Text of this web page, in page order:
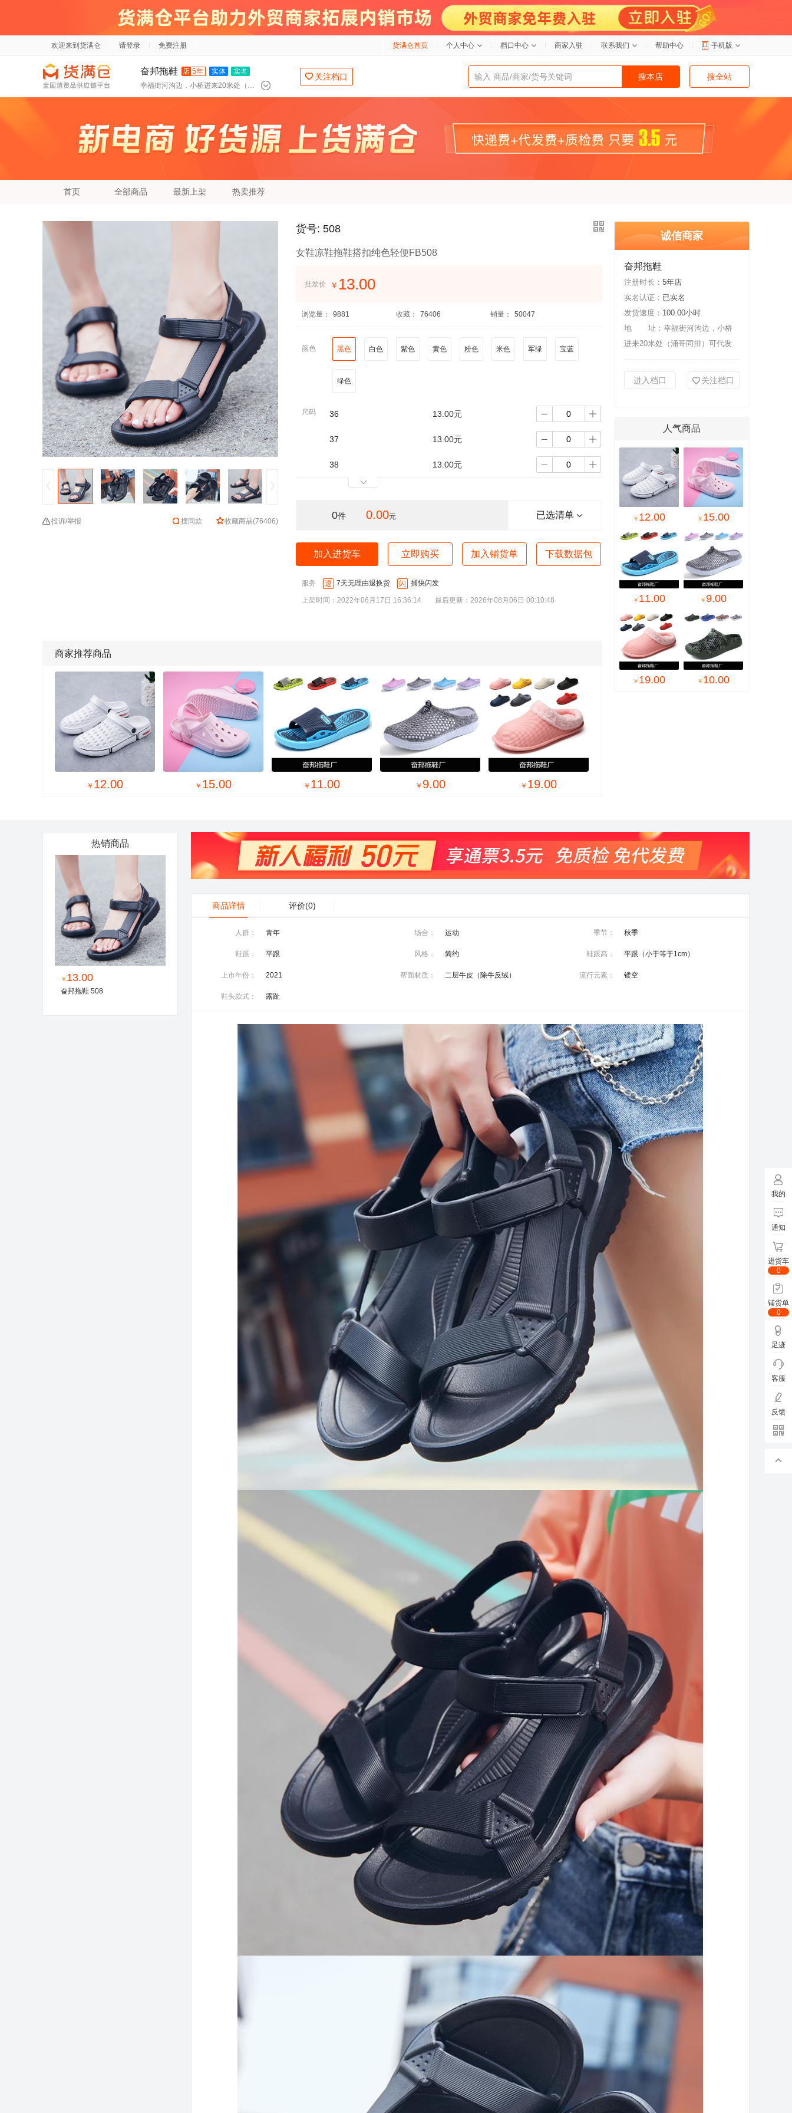
欢迎来到货满仓 请登录 免费注册 货满仓首页 个人中心 档口中心 商家入驻 联系我们 帮助中心 手机版
奋邦拖鞋 店 5年 实体
实名
幸福街河沟边，小桥进来20米处（涌哥同排）可代发
搜全站
搜本店
关注档口
首页 全部商品 最新上架 热卖推荐
投诉/举报 搜同款 收藏商品(76406)
货号: 508
女鞋凉鞋拖鞋搭扣纯色轻便FB508
批发价 ￥ 13.00
浏览量： 9881 收藏： 76406 销量： 50047
颜色 黑色 白色 紫色 黄色 粉色 米色 军绿 宝蓝
绿色
尺码 36 13.00元  
37 13.00元  
38 13.00元  
0件 0.00元 已选清单
加入进货车 立即购买 加入铺货单 下载数据包
服务 退 7天无理由退换货 闪 捕快闪发
上架时间：2022年06月17日 16:36:14 最后更新：2026年08月06日 00:10:48
商家推荐商品
￥ 10.00 ￥ 11.00 ￥9.00 ￥ 9.00 ￥ 10.00
诚信商家
奋邦拖鞋
注册时长： 5年店
实名认证： 已实名
发货速度： 100.00小时
地 址： 幸福街河沟边，小桥
进来20米处（涌哥同排）可代发
进入档口 关注档口
人气商品
￥ 12.00 ￥ 15.00
￥ 11.00 ￥9.00
￥ 19.00 ￥ 10.00
热销商品
￥ 13.00
奋邦拖鞋 508
商品详情 评价(0)
人群： 青年 场合： 运动 季节： 秋季
鞋跟： 平跟 风格： 简约 鞋跟高： 平跟（小于等于1cm）
上市年份： 2021 帮面材质： 二层牛皮（除牛反绒） 流行元素： 镂空
鞋头款式： 露趾
我的
通知
进货车
0
铺货单
0
足迹
客服
反馈